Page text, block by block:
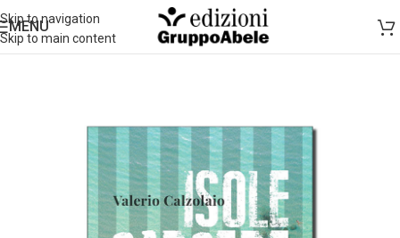
Skip to navigation
Skip to main content
MENU